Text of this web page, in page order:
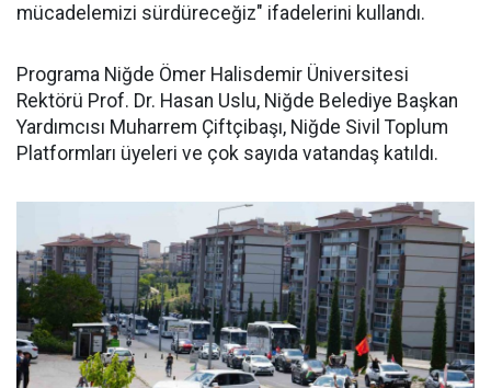
mücadelemizi sürdüreceğiz" ifadelerini kullandı.
Programa Niğde Ömer Halisdemir Üniversitesi
Rektörü Prof. Dr. Hasan Uslu, Niğde Belediye Başkan
Yardımcısı Muharrem Çiftçibaşı, Niğde Sivil Toplum
Platformları üyeleri ve çok sayıda vatandaş katıldı.